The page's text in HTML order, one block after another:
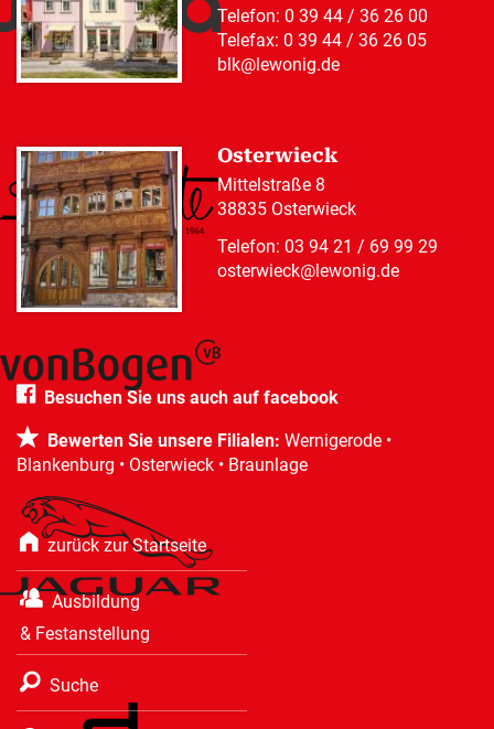
Telefon: 0 39 44 / 36 26 00
Telefax: 0 39 44 / 36 26 05
blk@lewonig.de
Osterwieck
Mittelstraße 8
38835 Osterwieck
Telefon: 03 94 21 / 69 99 29
osterwieck@lewonig.de
Besuchen Sie uns auch auf facebook
Bewerten Sie unsere Filialen: Wernigerode •
Blankenburg • Osterwieck • Braunlage
zurück zur Startseite
Ausbildung
& Festanstellung
Suche